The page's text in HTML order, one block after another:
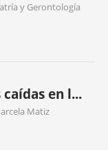
y Gerontología
en l...
Matiz